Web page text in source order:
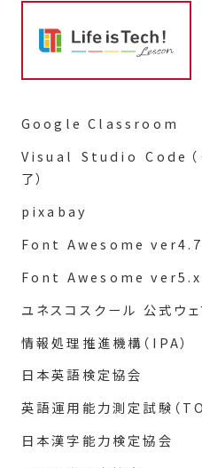
Google Classroom
Visual Studio Code
了）
pixabay
Font Awesome ver4.7
Font Awesome
ユネスコスクール 公式ウェ
情報処理推進機構（IPA）
日本英語検定協会
英語運用能力測定試験（
日本漢字能力検定協会